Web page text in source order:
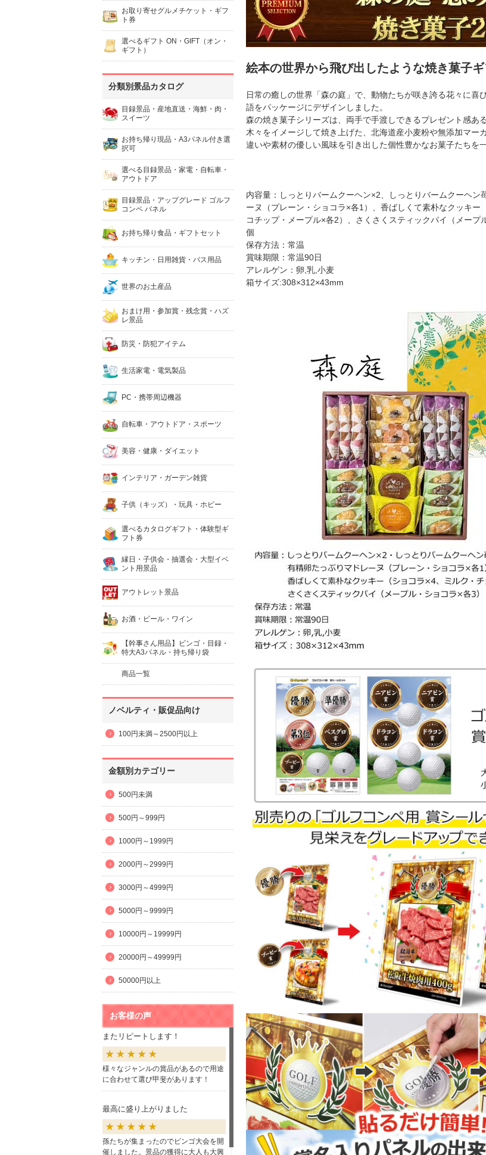
お取り寄せグルメチケット・ギフ
ト券
選べるギフト ON・GIFT（オン・
ギフト）
分類別景品カタログ
目録景品・産地直送・海鮮・肉・
スイーツ
お持ち帰り現品・A3パネル付き選
択可
選べる目録景品・家電・自転車・
アウトドア
目録景品・アップグレード ゴルフ
コンペ パネル
お持ち帰り食品・ギフトセット
キッチン・日用雑貨・バス用品
世界のお土産品
おまけ用・参加賞・残念賞・ハズ
レ景品
防災・防犯アイテム
生活家電・電気製品
PC・携帯周辺機器
自転車・アウトドア・スポーツ
美容・健康・ダイエット
インテリア・ガーデン雑貨
子供（キッズ）・玩具・ホビー
選べるカタログギフト・体験型ギ
フト券
縁日・子供会・抽選会・大型イベ
ント用景品
アウトレット景品
お酒・ビール・ワイン
【幹事さん用品】ビンゴ・目録・
特大A3パネル・持ち帰り袋
商品一覧
ノベルティ・販促品向け
100円未満～2500円以上
金額別カテゴリー
500円未満
500円～999円
1000円～1999円
2000円～2999円
3000円～4999円
5000円～9999円
10000円～19999円
20000円～49999円
50000円以上
お客様の声
またリピートします！
様々なジャンルの賞品があるので用途
に合わせて選び甲斐があります！
最高に盛り上がりました
孫たちが集まったのでビンゴ大会を開
催しました。景品の獲得に大人も大興
絵本の世界から飛び出したような焼き菓子ギ
日常の癒しの世界「森の庭」で、動物たちが咲き誇る花々に喜
語をパッケージにデザインしました。
森の焼き菓子シリーズは、両手で手渡しできるプレゼント感あ
木々をイメージして焼き上げた、北海道産小麦粉や無添加マー
違いや素材の優しい風味を引き出した個性豊かなお菓子たちを
内容量：しっとりバームクーヘン×2、しっとりバームクーヘン
ーヌ（プレーン・ショコラ×各1）、香ばしくて素朴なクッキー
コチップ・メープル×各2）、さくさくスティックパイ（メー
個
保存方法：常温
賞味期限：常温90日
アレルゲン：卵,乳,小麦
箱サイズ:308×312×43mm